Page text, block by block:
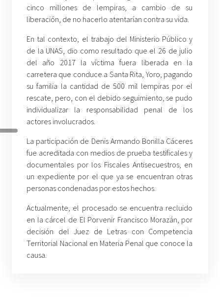
cinco millones de lempiras, a cambio de su
liberación, de no hacerlo atentarían contra su vida.
En tal contexto, el trabajo del Ministerio Público y
de la UNAS, dio como resultado que el 26 de julio
del año 2017 la víctima fuera liberada en la
carretera que conduce a Santa Rita, Yoro, pagando
su familia la cantidad de 500 mil lempiras por el
rescate, pero, con el debido seguimiento, se pudo
individualizar la responsabilidad penal de los
actores involucrados.
La participación de Denis Armando Bonilla Cáceres
fue acreditada con medios de prueba testificales y
documentales por los Fiscales Antisecuestros, en
un expediente por el que ya se encuentran otras
personas condenadas por estos hechos.
Actualmente, el procesado se encuentra recluido
en la cárcel de El Porvenir Francisco Morazán, por
decisión del Juez de Letras con Competencia
Territorial Nacional en Materia Penal que conoce la
causa.